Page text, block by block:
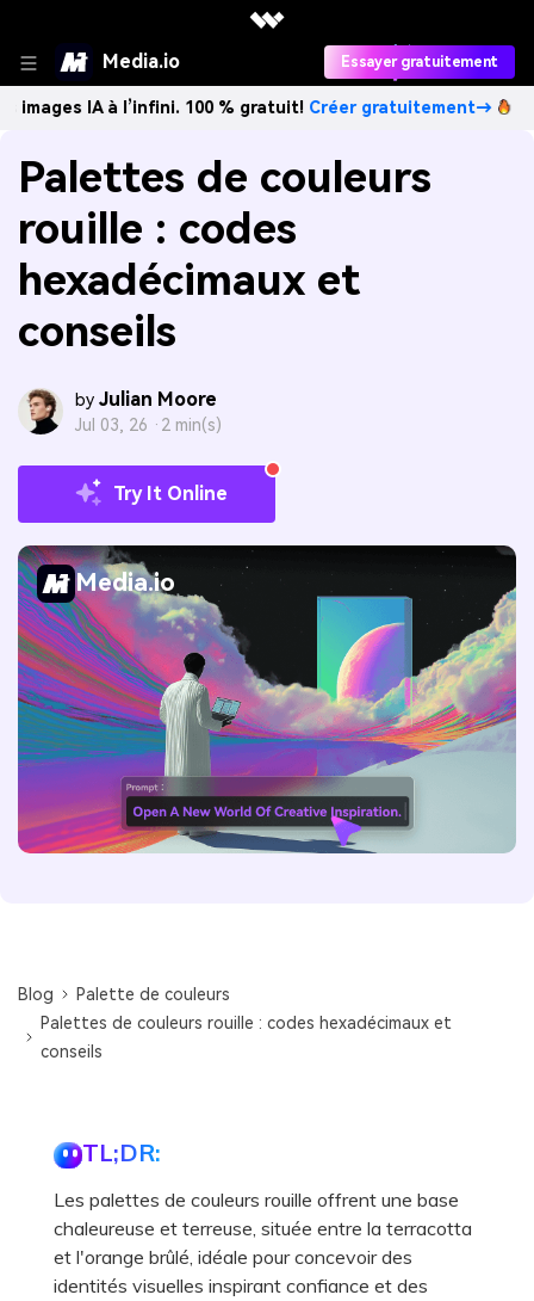
Media.io Essayer gratuitement
IA à l’infini. 100 % gratuit!Créer gratuitement→
Palettes de couleurs
rouille : codes
hexadécimaux et
conseils
by Julian Moore
Jul 03, 26 · 2 min(s)
Try It Online
Media.io
Blog
Palette de couleurs
Palettes de couleurs rouille : codes hexadécimaux et
conseils
TL;DR:
Les palettes de couleurs rouille offrent une base
chaleureuse et terreuse, située entre la terracotta
et l'orange brûlé, idéale pour concevoir des
identités visuelles inspirant confiance et des